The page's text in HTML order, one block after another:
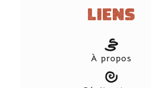
Liens
À propos